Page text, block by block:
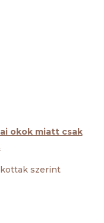
okok miatt csak
szerint